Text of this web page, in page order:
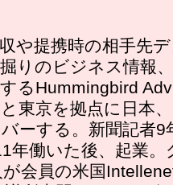
や提携時の相手先
りのビジネス情報
るHummingbird
東京を拠点に日本
ーする。新聞記者9
年働いた後、起業
会員の米国